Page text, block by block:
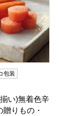
包装
い)無着色辛
りもの・